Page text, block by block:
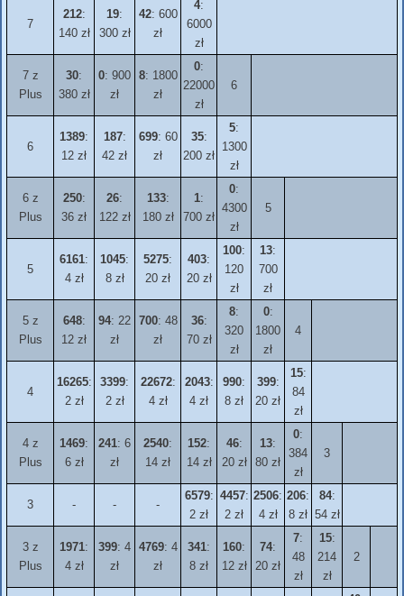
7
212:
140 zł
19:
300 zł
42: 600
zł
4:
6000
zł
7 z
Plus
30:
380 zł
0: 900
zł
8: 1800
zł
0:
22000
zł
6
6
1389:
12 zł
187:
42 zł
699: 60
zł
35:
200 zł
5:
1300
zł
6 z
Plus
250:
36 zł
26:
122 zł
133:
180 zł
1:
700 zł
0:
4300
zł
5
5
6161:
4 zł
1045:
8 zł
5275:
20 zł
403:
20 zł
100:
120
zł
13:
700
zł
5 z
Plus
648:
12 zł
94: 22
zł
700: 48
zł
36:
70 zł
8:
320
zł
0:
1800
zł
4
4
16265:
2 zł
3399:
2 zł
22672:
4 zł
2043:
4 zł
990:
8 zł
399:
20 zł
15:
84
zł
4 z
Plus
1469:
6 zł
241: 6
zł
2540:
14 zł
152:
14 zł
46:
20 zł
13:
80 zł
0:
384
zł
3
3 - - -
6579:
2 zł
4457:
2 zł
2506:
4 zł
206:
8 zł
84:
54 zł
3 z
Plus
1971:
4 zł
399: 4
zł
4769: 4
zł
341:
8 zł
160:
12 zł
74:
20 zł
7:
48
zł
15:
214
zł
2